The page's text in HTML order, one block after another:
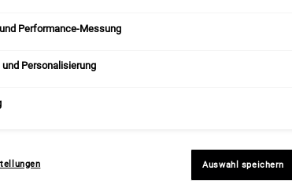
Augencreme ✓ neue Formulierung
langanhaltende Feuchtigkeit
wählen
✓ entfernt sanft
30% FÜR LOYALTY
Performance-Messung
Personalisierung
Auswahl speichern